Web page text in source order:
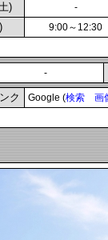
) -
9:00～12:30
-
ク Google (検索 画